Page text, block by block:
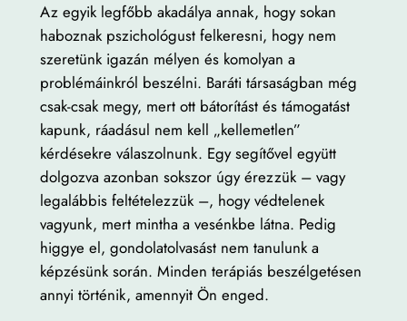
Az egyik legfőbb akadálya annak, hogy sokan
haboznak pszichológust felkeresni, hogy nem
szeretünk igazán mélyen és komolyan a
problémáinkról beszélni. Baráti társaságban még
csak-csak megy, mert ott bátorítást és támogatást
kapunk, ráadásul nem kell „kellemetlen”
kérdésekre válaszolnunk. Egy segítővel együtt
dolgozva azonban sokszor úgy érezzük – vagy
legalábbis feltételezzük –, hogy védtelenek
vagyunk, mert mintha a vesénkbe látna. Pedig
higgye el, gondolatolvasást nem tanulunk a
képzésünk során. Minden terápiás beszélgetésen
annyi történik, amennyit Ön enged.